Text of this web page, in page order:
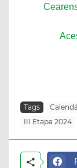
Tags
III Etapa 2024